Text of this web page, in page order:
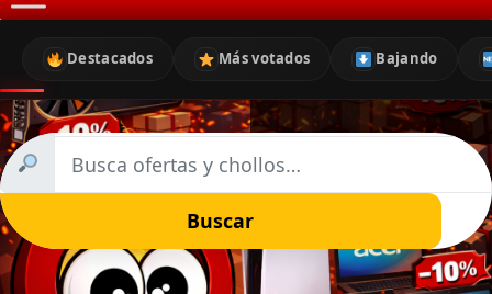
Destacados Más votados Bajando
Buscar